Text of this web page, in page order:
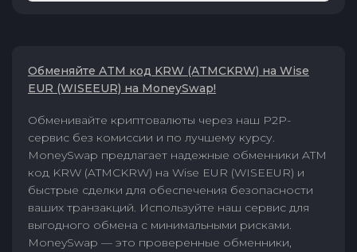
Обменяйте ATM код KRW (ATMCKRW) на Wise
EUR (WISEEUR) на MoneySwap!
Обменивайте криптовалюты через наш P2P-
сервис без комиссии и по лучшему курсу.
MoneySwap предлагает надежные обменники ATM
код KRW (ATMCKRW) на Wise EUR (WISEEUR) и
быстрые сделки для обеспечения безопасности
ваших транзакций. Используйте наш сервис для
выгодного обмена с минимальными рисками.
MoneySwap — это проверенные обменники,